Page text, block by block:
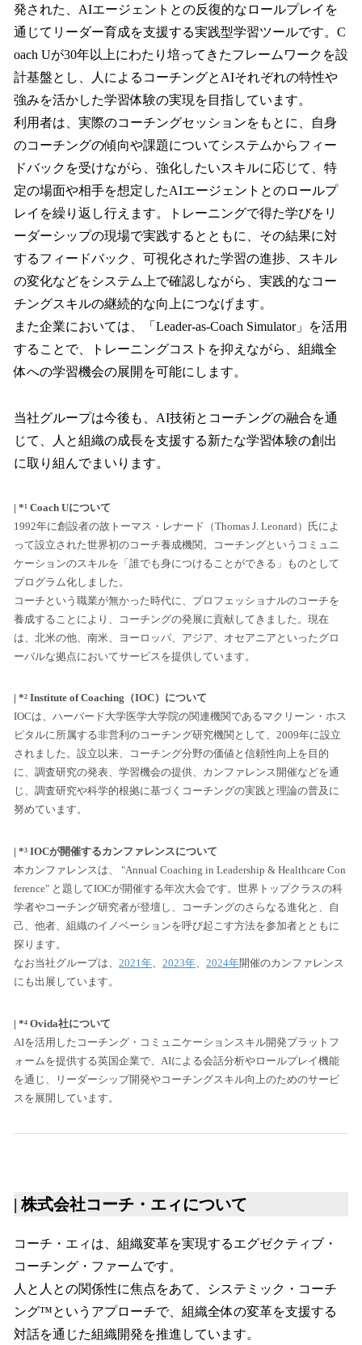
発された、AIエージェントとの反復的なロールプレイを
通じてリーダー育成を支援する実践型学習ツールです。C
oach Uが30年以上にわたり培ってきたフレームワークを設
計基盤とし、人によるコーチングとAIそれぞれの特性や
強みを活かした学習体験の実現を目指しています。
利用者は、実際のコーチングセッションをもとに、自身
のコーチングの傾向や課題についてシステムからフィー
ドバックを受けながら、強化したいスキルに応じて、特
定の場面や相手を想定したAIエージェントとのロールプ
レイを繰り返し行えます。トレーニングで得た学びをリ
ーダーシップの現場で実践するとともに、その結果に対
するフィードバック、可視化された学習の進捗、スキル
の変化などをシステム上で確認しながら、実践的なコー
チングスキルの継続的な向上につなげます。
また企業においては、「Leader-as-Coach Simulator」を活用
することで、トレーニングコストを抑えながら、組織全
体への学習機会の展開を可能にします。
当社グループは今後も、AI技術とコーチングの融合を通
じて、人と組織の成長を支援する新たな学習体験の創出
に取り組んでまいります。
| *¹ Coach Uについて
1992年に創設者の故トーマス・レナード（Thomas J. Leonard）氏によ
って設立された世界初のコーチ養成機関。コーチングというコミュニ
ケーションのスキルを「誰でも身につけることができる」ものとして
プログラム化しました。
コーチという職業が無かった時代に、プロフェッショナルのコーチを
養成することにより、コーチングの発展に貢献してきました。現在
は、北米の他、南米、ヨーロッパ、アジア、オセアニアといったグロ
ーバルな拠点においてサービスを提供しています。
| *² Institute of Coaching（IOC）について
IOCは、ハーバード大学医学大学院の関連機関であるマクリーン・ホス
ピタルに所属する非営利のコーチング研究機関として、2009年に設立
されました。設立以来、コーチング分野の価値と信頼性向上を目的
に、調査研究の発表、学習機会の提供、カンファレンス開催などを通
じ、調査研究や科学的根拠に基づくコーチングの実践と理論の普及に
努めています。
| *³ IOCが開催するカンファレンスについて
本カンファレンスは、 "Annual Coaching in Leadership & Healthcare Con
ference" と題してIOCが開催する年次大会です。世界トップクラスの科
学者やコーチング研究者が登壇し、コーチングのさらなる進化と、自
己、他者、組織のイノベーションを呼び起こす方法を参加者とともに
探ります。
なお当社グループは、 2021年、 2023年、 2024年開催のカンファレンス
にも出展しています。
| *⁴ Ovida社について
AIを活用したコーチング・コミュニケーションスキル開発プラットフ
ォームを提供する英国企業で、AIによる会話分析やロールプレイ機能
を通じ、リーダーシップ開発やコーチングスキル向上のためのサービ
スを展開しています。
| 株式会社コーチ・エィについて
コーチ・エィは、組織変革を実現するエグゼクティブ・
コーチング・ファームです。
人と人との関係性に焦点をあて、システミック・コーチ
ング™というアプローチで、組織全体の変革を支援する
対話を通じた組織開発を推進しています。